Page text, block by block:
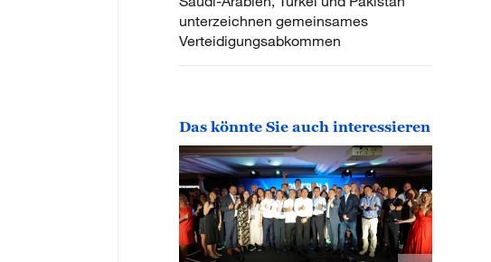
unterzeichnen gemeinsames
Verteidigungsabkommen
Das könnte Sie auch interessieren